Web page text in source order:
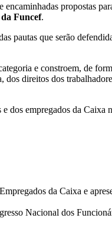
propostas
Funcef.
pautas que serão
e constroem, de
dos direitos dos
dos empregados da Caixa
da Caixa e
Nacional dos